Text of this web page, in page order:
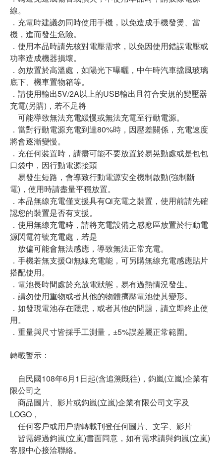
線。
．充電時建議勿同時使用手機，以免造成手機發燙、當
機，進而發生危險。
．使用本品時請先核對電壓需求，以免因使用錯誤電壓或
功率造成機器損壞。
．勿放置於高溫處，如陽光下曝曬，中午時汽車擋風玻璃
底下、機車置物箱等。
．請使用輸出5V/2A以上的USB輸出且符合安規的變壓器
充電(另購)，若不足將
可能導致無法充電緩慢或無法充電至行動電源。
．當對行動電源充電到達80%時，因壓差關係，充電速度
將會逐漸變慢。
．充任何裝置時，請盡可能不要放置於易晃動處或是包包
口袋中，因行動電源接頭
易發生短路，會導致行動電源安全機制啟動(強制斷
電)，使用時請盡量平穩放置。
．本品無線充電僅支援具有Qi充電之裝置，使用前請先確
認您的裝置是否有支援。
．使用無線充電時，請將充電設備之感應區放置於行動電
源閃電符號充電處，若是
放偏可能會無法感應，導致無法正常充電。
．手機若無支援Qi無線充電能，可另購無線充電感應貼片
搭配使用。
．電池長時間處於充放電狀態，易有過熱情況發生。
．請勿使用重物或者其他的物體擠壓電池使其變形。
．如發現電池存在隱患，或者其他的問題，請立即終止使
用。
．重量與尺寸皆採手工測量，±5%誤差屬正常範圍。
轉載警示：
自民國108年6月1日起(含追溯既往)，鈞嵐(立嵐)企業有
限公司之
商品圖片、影片或鈞嵐(立嵐)企業有限公司文字及
LOGO，
任何客戶或用戶需轉載刊登任何圖片、文字、影片
皆需經過鈞嵐(立嵐)書面同意，如有需求請與鈞嵐(立嵐)
客服中心接洽聯絡。